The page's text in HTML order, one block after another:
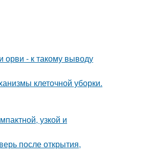
орви - к такому выводу
клеточной уборки.
узкой и
после открытия,